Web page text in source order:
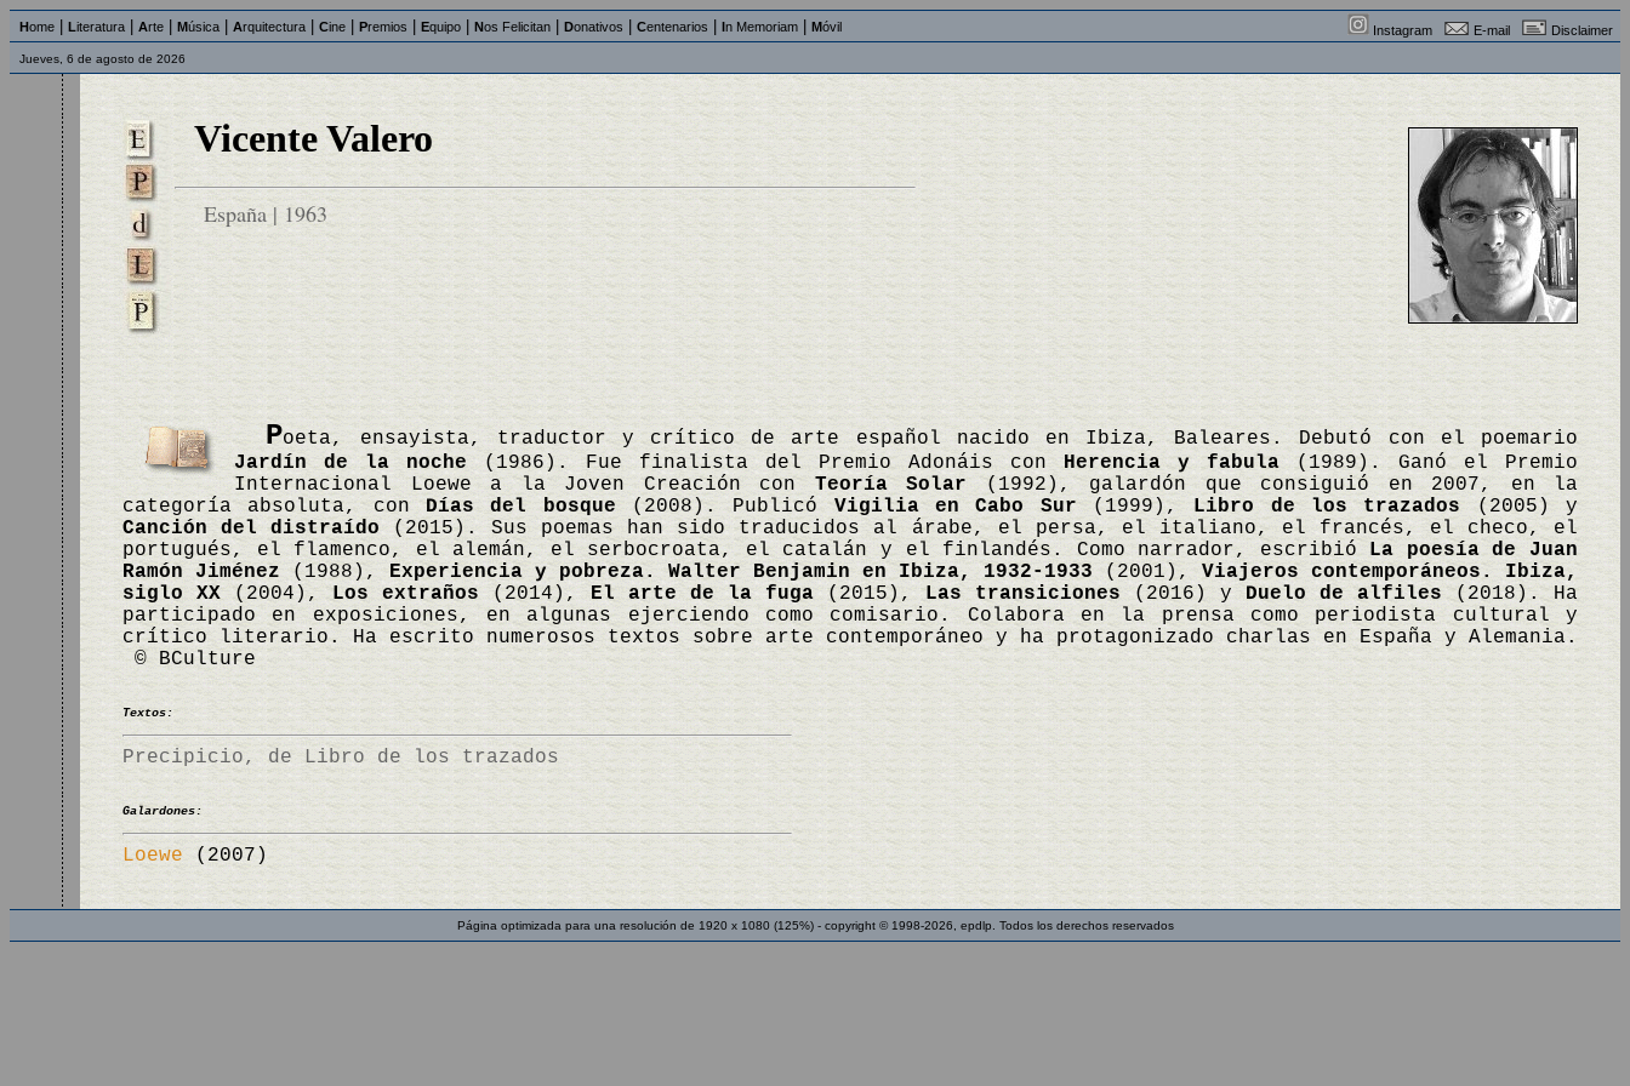
Home Literatura Arte Música Arquitectura Cine Premios Equipo Nos Felicitan Donativos Centenarios In Memoriam Móvil Instagram E-mail Disclaimer
Jueves, 6 de agosto de 2026
Vicente Valero
España | 1963
Poeta, ensayista, traductor y crítico de arte español nacido en Ibiza, Baleares. Debutó con el poemario
Jardín de la noche (1986). Fue finalista del Premio Adonáis conHerencia y fabula (1989). Ganó el Premio
Internacional Loewe a la Joven Creación con Teoría Solar(1992), galardón que consiguió en 2007, en la
categoría absoluta, conDías del bosque(2008). PublicóVigilia en Cabo Sur(1999), Libro de los trazados (2005) y
Canción del distraído (2015). Sus poemas han sido traducidos al árabe, el persa, el italiano, el francés, el checo, el
portugués, el flamenco, el alemán, el serbocroata, el catalán y el finlandés. Como narrador, escribió La poesía de Juan
Ramón Jiménez (1988), Experiencia y pobreza. Walter Benjamin en Ibiza, 1932-1933 (2001), Viajeros contemporáneos. Ibiza,
siglo XX(2004),Los extraños (2014), El arte de la fuga (2015),Las transiciones (2016) y Duelo de alfiles (2018). Ha
participado en exposiciones, en algunas ejerciendo como comisario. Colabora en la prensa como periodista cultural y
crítico literario. Ha escrito numerosos textos sobre arte contemporáneo y ha protagonizado charlas en España y Alemania.
© BCulture
Textos:
Precipicio, de Libro de los trazados
Galardones:
Loewe (2007)
Página optimizada para una resolución de 1920 x 1080 (125%) - copyright © 1998-2026, epdlp. Todos los derechos reservados